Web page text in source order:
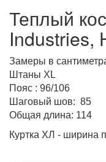
Теплый
Замеры в
Штаны XL
Пояс : 96/106
Шаговый шов: 85
Общая длина: 114
Куртка ХЛ - ширина